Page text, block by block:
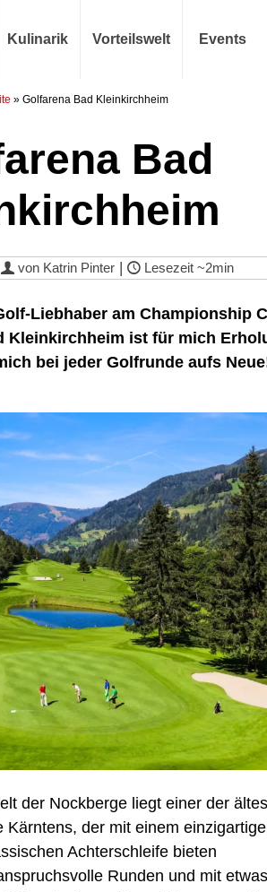
Kulinarik Vorteilswelt Events
» Golfarena Bad Kleinkirchheim
Bad
von Katrin Pinter | Lesezeit ~2min
Liebhaber am Championship
Kleinkirchheim ist für mich
bei jeder Golfrunde aufs
der Nockberge liegt einer der
der mit einem
Achterschleife bieten
Runden und mit